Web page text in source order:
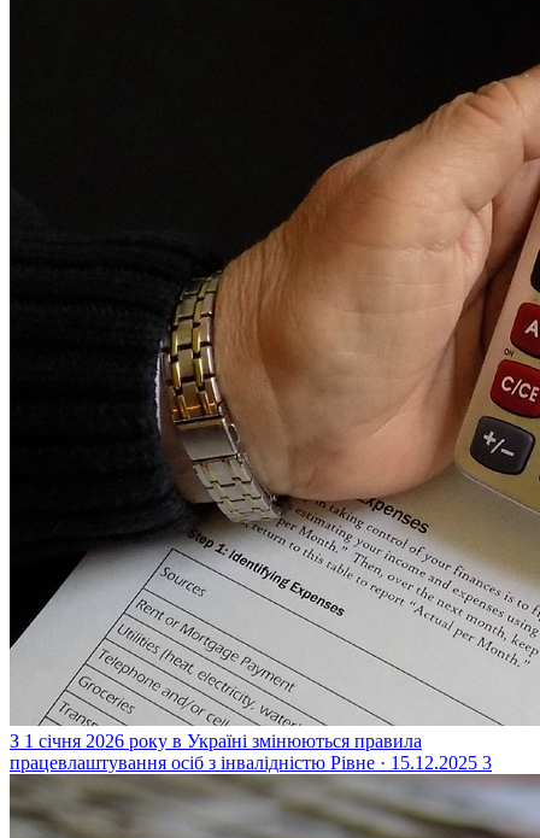
З 1 січня 2026 року в Україні змінюються правила
працевлаштування осіб з інвалідністю Рівне · 15.12.2025 3